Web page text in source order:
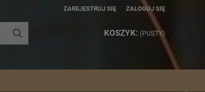
ZAREJESTRUJ SIĘ ZALOGUJ SIĘ
KOSZYK: (PUSTY)